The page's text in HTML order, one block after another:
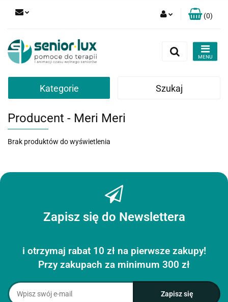
Zarejestruj się
Zgody cookies
(0)
Kategorie Szukaj
Producent - Meri Meri
Brak produktów do wyświetlenia
Zapisz się do Newslettera
i otrzymaj rabat 10 zł na pierwsze zakupy!
Przy zakupach za minimum 300 zł